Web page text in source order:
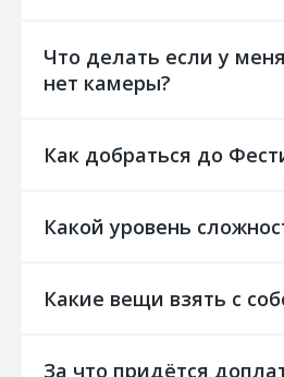
Что делать если у меня
нет камеры?
Как добраться до
Какой уровень
Какие вещи взять с
За что придётся